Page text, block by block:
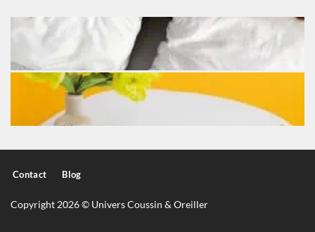
Contact Blog
Copyright 2026 © Univers Coussin & Oreiller